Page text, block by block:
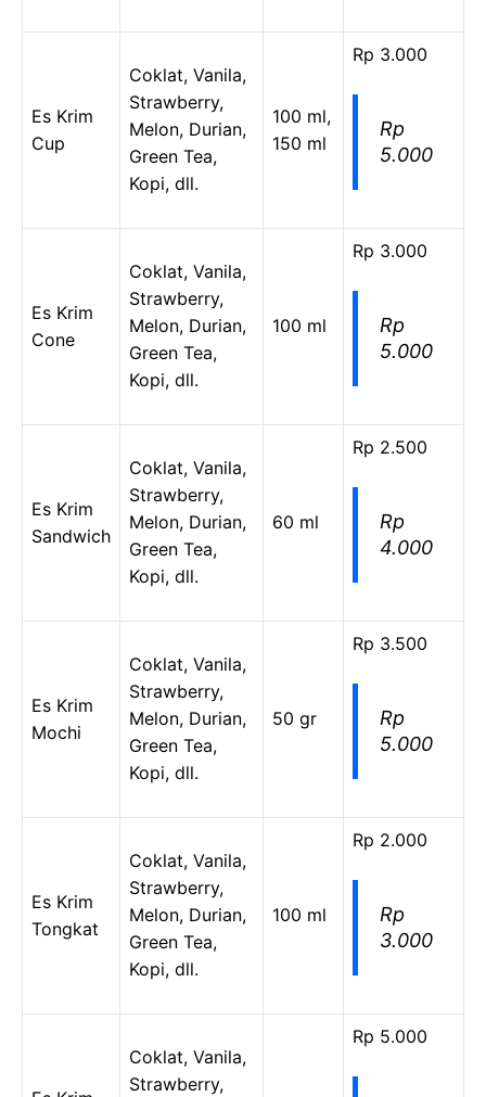
Es Krim
Cup
Coklat, Vanila,
Strawberry,
Melon, Durian,
Green Tea,
Kopi, dll.
100 ml,
150 ml
Rp 3.000
Rp
5.000
Es Krim
Cone
Coklat, Vanila,
Strawberry,
Melon, Durian,
Green Tea,
Kopi, dll.
100 ml
Rp 3.000
Rp
5.000
Es Krim
Sandwich
Coklat, Vanila,
Strawberry,
Melon, Durian,
Green Tea,
Kopi, dll.
60 ml
Rp 2.500
Rp
4.000
Es Krim
Mochi
Coklat, Vanila,
Strawberry,
Melon, Durian,
Green Tea,
Kopi, dll.
50 gr
Rp 3.500
Rp
5.000
Es Krim
Tongkat
Coklat, Vanila,
Strawberry,
Melon, Durian,
Green Tea,
Kopi, dll.
100 ml
Rp 2.000
Rp
3.000
Coklat, Vanila,
Strawberry,
Rp 5.000